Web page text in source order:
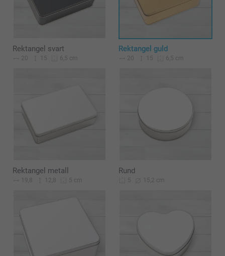
Rektangel svart
20 15 6,5 cm
Rektangel guld
20 15 6,5 cm
Rektangel metall
19,8 12,8 5 cm
Rund
5 15,2 cm